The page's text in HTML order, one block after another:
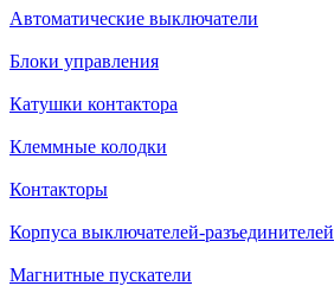
Автоматические выключатели
Блоки управления
Катушки контактора
Клеммные колодки
Контакторы
Корпуса выключателей-разъединителей
Магнитные пускатели